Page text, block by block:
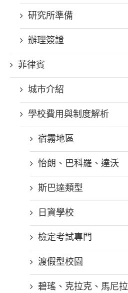
研究所準備
辦理簽證
菲律賓
城市介紹
學校費用與制度解析
宿霧地區
怡朗、巴科羅、達沃
斯巴達類型
日資學校
檢定考試專門
渡假型校園
碧瑤、克拉克、馬尼拉